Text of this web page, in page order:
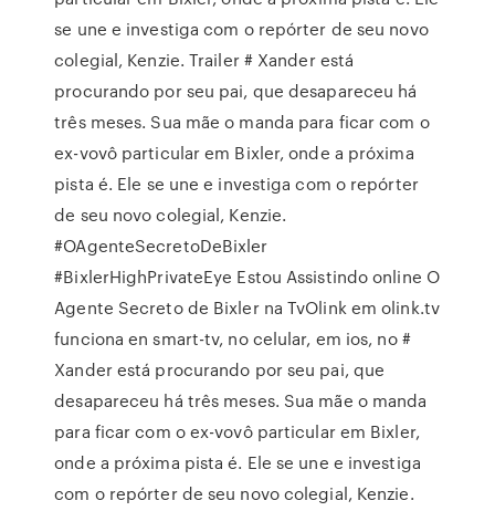
se une e investiga com o repórter de seu novo
colegial, Kenzie. Trailer # Xander está
procurando por seu pai, que desapareceu há
três meses. Sua mãe o manda para ficar com o
ex-vovô particular em Bixler, onde a próxima
pista é. Ele se une e investiga com o repórter
de seu novo colegial, Kenzie.
#OAgenteSecretoDeBixler
#BixlerHighPrivateEye Estou Assistindo online O
Agente Secreto de Bixler na TvOlink em olink.tv
funciona en smart-tv, no celular, em ios, no #
Xander está procurando por seu pai, que
desapareceu há três meses. Sua mãe o manda
para ficar com o ex-vovô particular em Bixler,
onde a próxima pista é. Ele se une e investiga
com o repórter de seu novo colegial, Kenzie.